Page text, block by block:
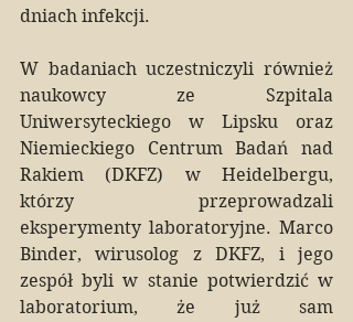
dniach infekcji.
W badaniach uczestniczyli również
naukowcy ze Szpitala
Uniwersyteckiego w Lipsku oraz
Niemieckiego Centrum Badań nad
Rakiem (DKFZ) w Heidelbergu,
którzy przeprowadzali
eksperymenty laboratoryjne. Marco
Binder, wirusolog z DKFZ, i jego
zespół byli w stanie potwierdzić w
laboratorium, że już sam